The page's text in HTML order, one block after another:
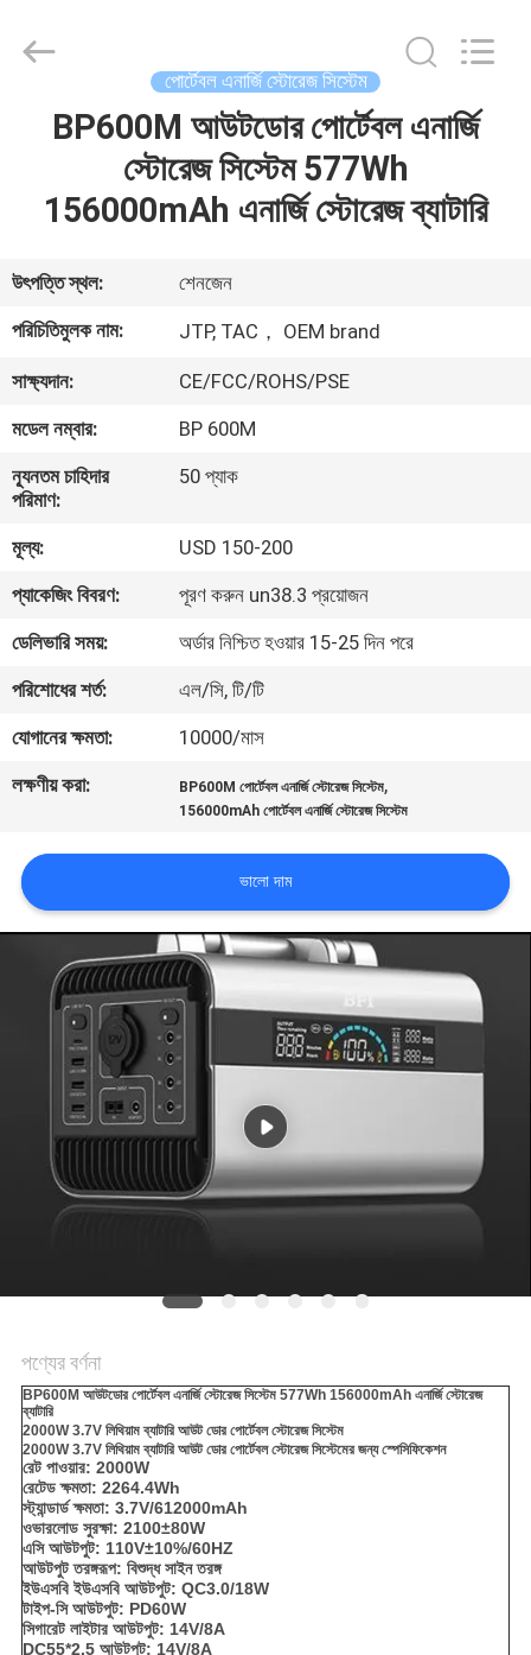
পণ্য
ভিডিও
সম্পর্কে
কারখানা
ভ্রমণ
মান
নিয়ন্ত্রণ
করুন
মামলা
উদ্ধৃতির
আবেদন
সাইট
ম্যাপ
POLICY
Energy
Technology
পোর্টেবল এনার্জি স্টোরেজ সিস্টেম
BP600M আউটডোর পোর্টেবল এনার্জি
স্টোরেজ সিস্টেম 577Wh
156000mAh এনার্জি স্টোরেজ ব্যাটারি
উৎপত্তি স্থল:
শেনজেন
পরিচিতিমুলক নাম:
JTP, TAC， OEM brand
সাক্ষ্যদান:
CE/FCC/ROHS/PSE
মডেল নম্বার:
BP 600M
ন্যূনতম চাহিদার
পরিমাণ:
50 প্যাক
মূল্য:
USD 150-200
প্যাকেজিং বিবরণ:
পূরণ করুন un38.3 প্রয়োজন
ডেলিভারি সময়:
অর্ডার নিশ্চিত হওয়ার 15-25 দিন পরে
পরিশোধের শর্ত:
এল/সি, টি/টি
যোগানের ক্ষমতা:
10000/মাস
লক্ষণীয় করা:
BP600M পোর্টেবল এনার্জি স্টোরেজ সিস্টেম,
156000mAh পোর্টেবল এনার্জি স্টোরেজ সিস্টেম
ভালো দাম
পণ্যের বর্ণনা
BP600M আউটডোর পোর্টেবল এনার্জি স্টোরেজ সিস্টেম 577Wh 156000mAh এনার্জি স্টোরেজ
ব্যাটারি
2000W 3.7V লিথিয়াম ব্যাটারি আউট ডোর পোর্টেবল স্টোরেজ সিস্টেম
2000W 3.7V লিথিয়াম ব্যাটারি আউট ডোর পোর্টেবল স্টোরেজ সিস্টেমের জন্য স্পেসিফিকেশন
রেট পাওয়ার: 2000W
রেটেড ক্ষমতা: 2264.4Wh
স্ট্যান্ডার্ড ক্ষমতা: 3.7V/612000mAh
ওভারলোড সুরক্ষা: 2100±80W
এসি আউটপুট: 110V±10%/60HZ
আউটপুট তরঙ্গরূপ: বিশুদ্ধ সাইন তরঙ্গ
ইউএসবি ইউএসবি আউটপুট: QC3.0/18W
টাইপ-সি আউটপুট: PD60W
সিগারেট লাইটার আউটপুট: 14V/8A
DC55*2.5 আউটপুট: 14V/8A